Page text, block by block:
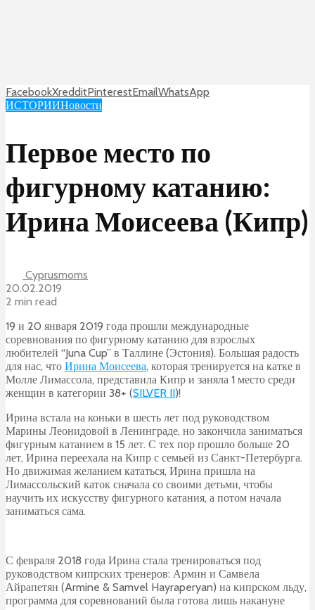
FacebookXredditPinterestEmailWhatsApp
ИСТОРИИНовости
Первое место по
фигурному катанию:
Ирина Моисеева (Кипр)
Cyprusmoms
20.02.2019
2 min read
19 и 20 января 2019 года прошли международные
соревнования по фигурному катанию для взрослых
любителей “Juna Cup” в Таллине (Эстония). Большая радость
для нас, что Ирина Моисеева, которая тренируется на катке в
Молле Лимассола, представила Кипр и заняла 1 место среди
женщин в категории 38+ (SILVER II)!
Ирина встала на коньки в шесть лет под руководством
Марины Леонидовой в Ленинграде, но закончила заниматься
фигурным катанием в 15 лет. С тех пор прошло больше 20
лет, Ирина переехала на Кипр с семьей из Санкт-Петербурга.
Но движимая желанием кататься, Ирина пришла на
Лимассольский каток сначала со своими детьми, чтобы
научить их искусству фигурного катания, а потом начала
заниматься сама.
С февраля 2018 года Ирина стала тренироваться под
руководством кипрских тренеров: Армин и Самвела
Айрапетян (Armine & Samvel Hayraperyan) на кипрском льду,
программа для соревнований была готова лишь накануне